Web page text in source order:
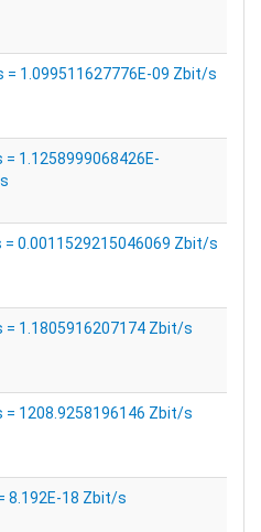
= 1.099511627776E-09 Zbit/s
= 1.1258999068426E-
= 0.0011529215046069 Zbit/s
= 1.1805916207174 Zbit/s
= 1208.9258196146 Zbit/s
8.192E-18 Zbit/s